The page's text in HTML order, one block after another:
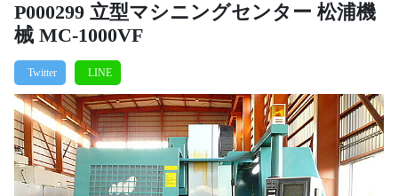
P000299 立型マシニングセンター 松浦機
械 MC-1000VF